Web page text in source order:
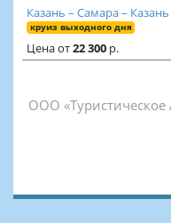
Казань – Самара – Казань
круиз выходного дня
Ценаот22 300р.
ООО «Туристическое